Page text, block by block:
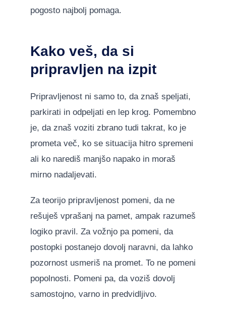
pogosto najbolj pomaga.
Kako veš, da si
pripravljen na izpit
Pripravljenost ni samo to, da znaš speljati,
parkirati in odpeljati en lep krog. Pomembno
je, da znaš voziti zbrano tudi takrat, ko je
prometa več, ko se situacija hitro spremeni
ali ko narediš manjšo napako in moraš
mirno nadaljevati.
Za teorijo pripravljenost pomeni, da ne
rešuješ vprašanj na pamet, ampak razumeš
logiko pravil. Za vožnjo pa pomeni, da
postopki postanejo dovolj naravni, da lahko
pozornost usmeriš na promet. To ne pomeni
popolnosti. Pomeni pa, da voziš dovolj
samostojno, varno in predvidljivo.